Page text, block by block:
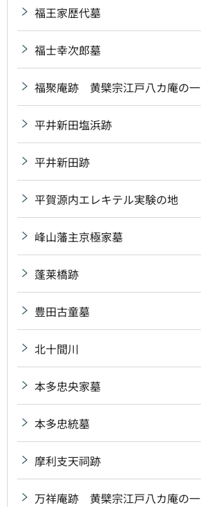
福王家歴代墓
福士幸次郎墓
福聚庵跡 黄檗宗江戸八カ庵の一
平井新田塩浜跡
平井新田跡
平賀源内エレキテル実験の地
峰山藩主京極家墓
蓬莱橋跡
豊田古童墓
北十間川
本多忠央家墓
本多忠統墓
摩利支天祠跡
万祥庵跡 黄檗宗江戸八カ庵の一